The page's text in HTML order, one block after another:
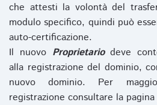
che attesti la volontà del
modulo specifico, quindi può
auto-certificazione.
Il nuovo Proprietariodeve
alla registrazione del dominio,
nuovo dominio. Per
registrazione consultare la pagina